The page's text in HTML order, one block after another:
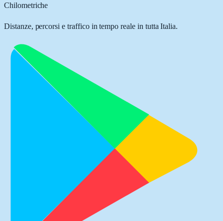
Chilometriche
Distanze, percorsi e traffico in tempo reale in tutta Italia.